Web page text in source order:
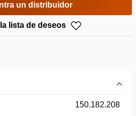
un distribuidor
lista de deseos
150.182.208